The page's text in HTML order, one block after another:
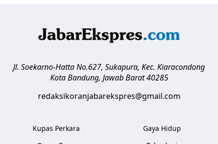
Jl. Soekarno-Hatta No.627, Sukapura, Kec. Kiaracondong
Kota Bandung, Jawab Barat 40285
redaksikoranjabarekspres@gmail.com
Kupas Perkara
Gaya Hidup